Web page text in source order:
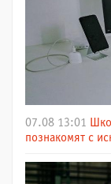
07.08 13:01
познакомят с